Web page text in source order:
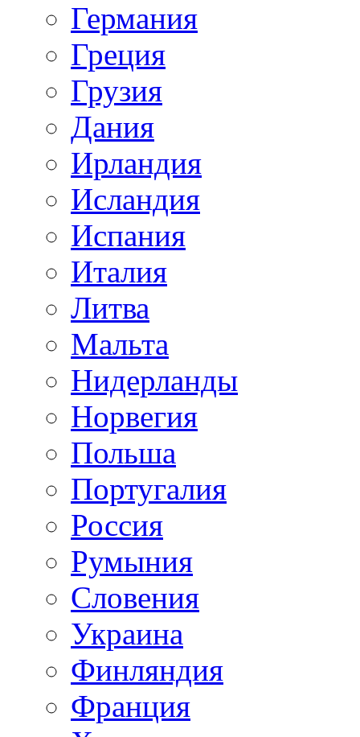
Германия
Греция
Грузия
Дания
Ирландия
Исландия
Испания
Италия
Литва
Мальта
Нидерланды
Норвегия
Польша
Португалия
Россия
Румыния
Словения
Украина
Финляндия
Франция